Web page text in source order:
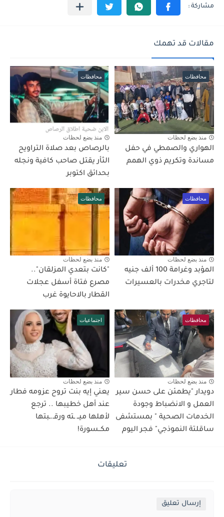
مقالات قد تهمك
محافظات
منذ بضع لحظات
الهواري والصمطي في حفل
مساندة وتكريم ذوي الهمم
محافظات
منذ بضع لحظات
بالرصاص بعد صلاة التراويح
الثأر يقتل صاحب كافية ونجله
بحدائق اكتوبر
محافظات
منذ بضع لحظات
المؤبد وغرامة 100 ألف جنيه
لتاجري مخدرات بالعسيرات
محافظات
منذ بضع لحظات
"كانت بتعدي المزلقان"..
مصرع فتاة أسفل عجلات
القطار بالاحايوة غرب
محافظات
منذ بضع لحظات
دويدار "يطمئن على حسن سير
العمل و الانضباط وجودة
الخدمات الصحية " بمستشفى
ساقلتة النموذجي" فجر اليوم
اجتماعيات
منذ بضع لحظات
يعني إيه بنت تروح عزومه فطار
عند أهل خطيبها .. ترجع
لأهلها ميــ ـته ورقـ.ـبتها
مكــسورة!
تعليقات
إرسال تعليق